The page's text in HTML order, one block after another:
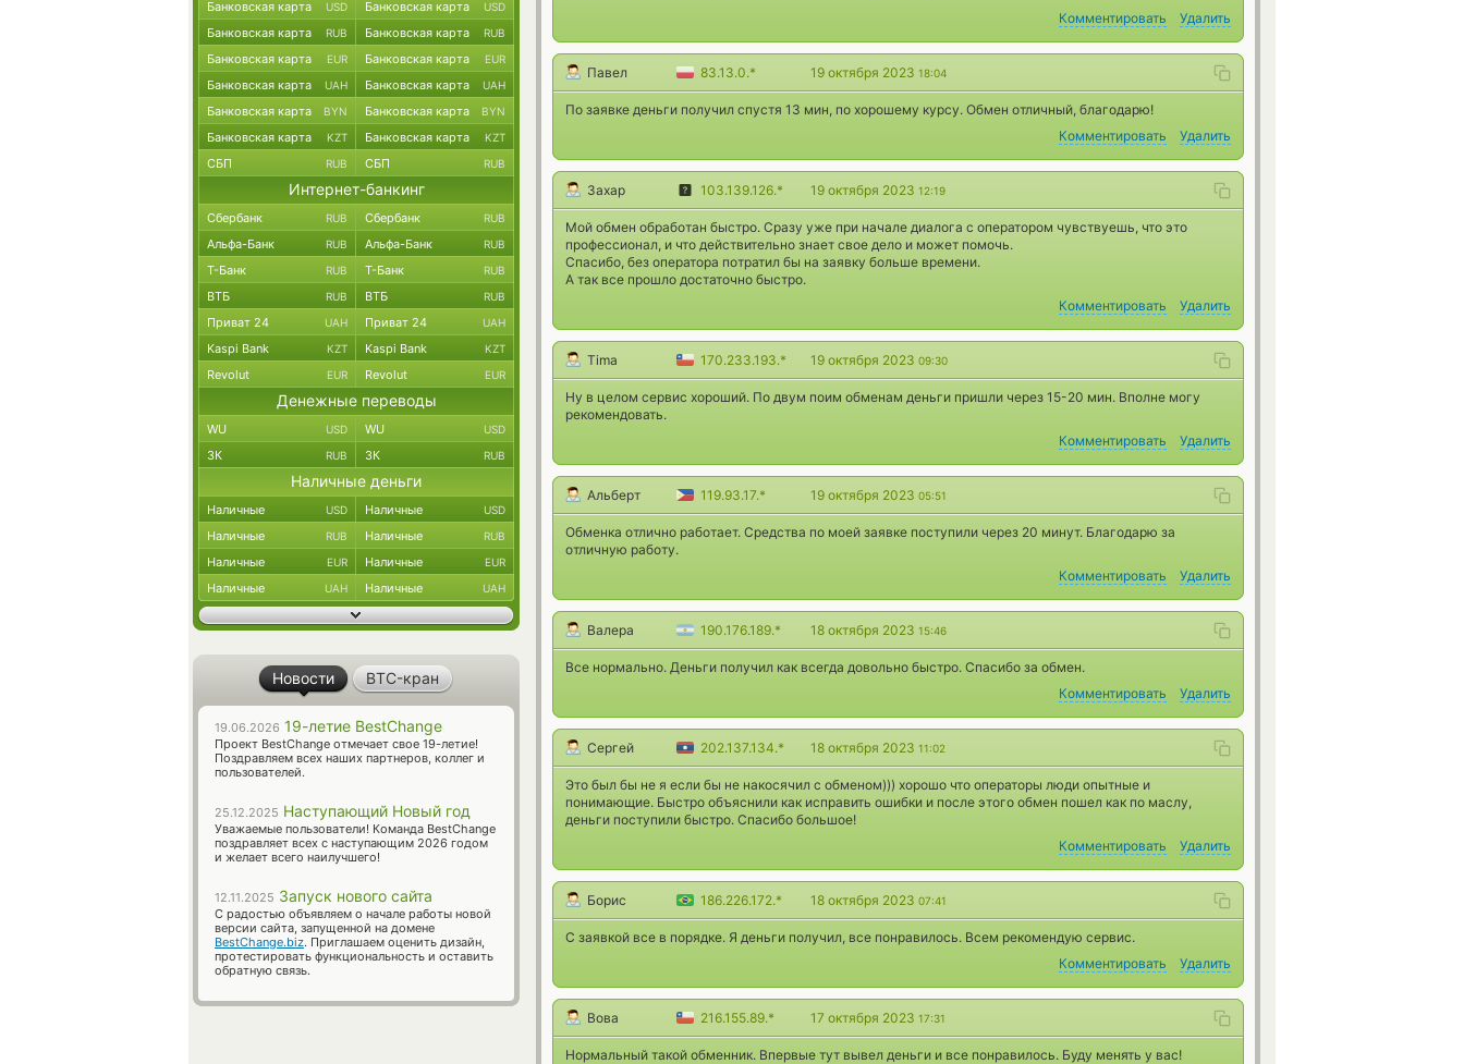
Комментировать
Удалить
Павел 83.13.0.* 19 октября 2023 18:04
По заявке деньги получил спустя 13 мин, по хорошему курсу. Обмен отличный, благодарю!
Комментировать
Удалить
Захар 103.139.126.* 19 октября 2023 12:19
Мой обмен обработан быстро. Сразу уже при начале диалога с оператором чувствуешь, что это
профессионал, и что действительно знает свое дело и может помочь.
Спасибо, без оператора потратил бы на заявку больше времени.
А так все прошло достаточно быстро.
Комментировать
Удалить
Tima 170.233.193.* 19 октября 2023 09:30
Ну в целом сервис хороший. По двум поим обменам деньги пришли через 15-20 мин. Вполне могу
рекомендовать.
Комментировать
Удалить
Альберт 119.93.17.* 19 октября 2023 05:51
Обменка отлично работает. Средства по моей заявке поступили через 20 минут. Благодарю за
отличную работу.
Комментировать
Удалить
Валера 190.176.189.* 18 октября 2023 15:46
Все нормально. Деньги получил как всегда довольно быстро. Спасибо за обмен.
Комментировать
Удалить
Сергей 202.137.134.* 18 октября 2023 11:02
Это был бы не я если бы не накосячил с обменом))) хорошо что операторы люди опытные и
понимающие. Быстро объяснили как исправить ошибки и после этого обмен пошел как по маслу,
деньги поступили быстро. Спасибо большое!
Комментировать
Удалить
Борис 186.226.172.* 18 октября 2023 07:41
С заявкой все в порядке. Я деньги получил, все понравилось. Всем рекомендую сервис.
Комментировать
Удалить
Вова 216.155.89.* 17 октября 2023 17:31
Нормальный такой обменник. Впервые тут вывел деньги и все понравилось. Буду менять у вас!
Банковская карта USD Банковская карта USD
Банковская карта RUB Банковская карта RUB
Банковская карта EUR Банковская карта EUR
Банковская карта UAH Банковская карта UAH
Банковская карта BYN Банковская карта BYN
Банковская карта KZT Банковская карта KZT
СБП RUB СБП RUB
Интернет-банкинг
Сбербанк RUB Сбербанк RUB
Альфа-Банк RUB Альфа-Банк RUB
Т-Банк RUB Т-Банк RUB
ВТБ RUB ВТБ RUB
Приват 24 UAH Приват 24 UAH
Kaspi Bank KZT Kaspi Bank KZT
Revolut EUR Revolut EUR
Денежные переводы
WU USD WU USD
ЗК RUB ЗК RUB
Наличные деньги
Наличные USD Наличные USD
Наличные RUB Наличные RUB
Наличные EUR Наличные EUR
Наличные UAH Наличные UAH
Новости BTC-кран
19.06.2026 19-летие BestChange
Проект BestChange отмечает свое 19-летие!
Поздравляем всех наших партнеров, коллег и
пользователей.
25.12.2025 Наступающий Новый год
Уважаемые пользователи! Команда BestChange
поздравляет всех с наступающим 2026 годом
и желает всего наилучшего!
12.11.2025 Запуск нового сайта
С радостью объявляем о начале работы новой
версии сайта, запущенной на домене
BestChange.biz. Приглашаем оценить дизайн,
протестировать функциональность и оставить
обратную связь.